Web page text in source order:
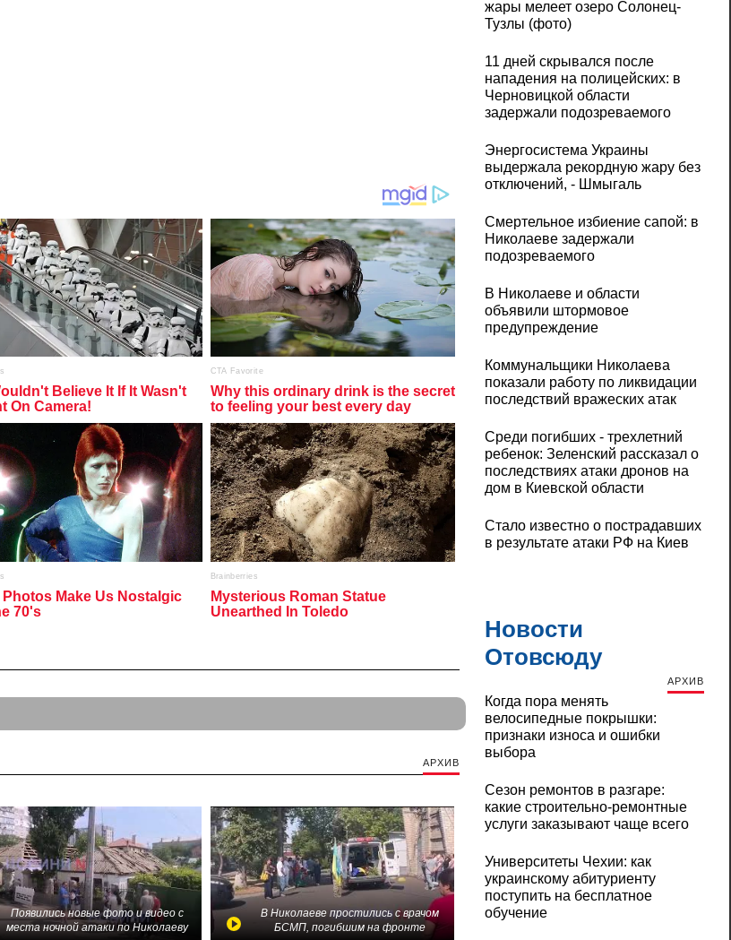
АРХИВ
Появились новые фото и видео с
места ночной атаки по Николаеву
В Николаеве простились с врачом
БСМП, погибшим на фронте
жары мелеет озеро Солонец-
Тузлы (фото)
11 дней скрывался после
нападения на полицейских: в
Черновицкой области
задержали подозреваемого
Энергосистема Украины
выдержала рекордную жару без
отключений, - Шмыгаль
Смертельное избиение сапой: в
Николаеве задержали
подозреваемого
В Николаеве и области
объявили штормовое
предупреждение
Коммунальщики Николаева
показали работу по ликвидации
последствий вражеских атак
Среди погибших - трехлетний
ребенок: Зеленский рассказал о
последствиях атаки дронов на
дом в Киевской области
Стало известно о пострадавших
в результате атаки РФ на Киев
Новости
Отовсюду
АРХИВ
Когда пора менять
велосипедные покрышки:
признаки износа и ошибки
выбора
Сезон ремонтов в разгаре:
какие строительно-ремонтные
услуги заказывают чаще всего
Университеты Чехии: как
украинскому абитуриенту
поступить на бесплатное
обучение